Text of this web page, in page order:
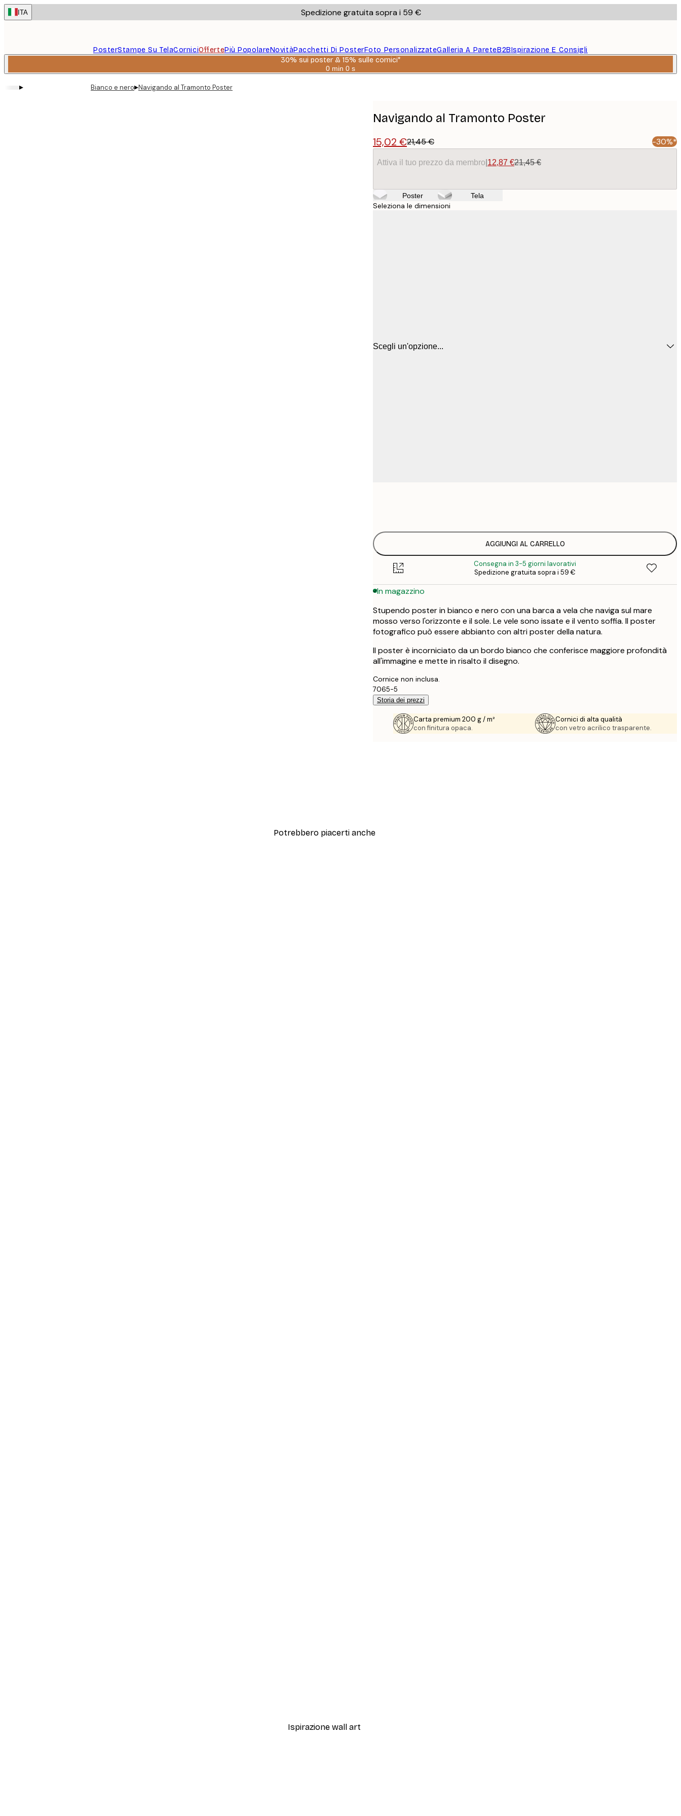
Skip
to
ITA Spedizione gratuita sopra i 59 €
PosterStampe Su TelaCorniciOffertePiù PopolareNovitàPacchetti Di PosterFoto PersonalizzateGalleria A PareteB2BIspirazione E Consigli
30% sui poster & 15% sulle cornici*
0 min 0 s
Valido
▸ Bianco e nero▸Navigando al Tramonto Poster
Navigando al Tramonto Poster
15,02 €21,45 € -30%*
Attiva il tuo prezzo da membro 12,87 €21,45 €
Poster Tela
Seleziona le dimensioni
Scegli un'opzione...
AGGIUNGI AL CARRELLO
Consegna in 3-5 giorni lavorativi
Spedizione gratuita sopra i 59 €
In magazzino
Stupendo poster in bianco e nero con una barca a vela che naviga sul mare
mosso verso l'orizzonte e il sole. Le vele sono issate e il vento soffia. Il poster
fotografico può essere abbianto con altri poster della natura.
Il poster è incorniciato da un bordo bianco che conferisce maggiore profondità
all'immagine e mette in risalto il disegno.
Cornice non inclusa.
7065-5
Storia dei prezzi
Carta premium 200 g / m²
con finitura opaca.
Cornici di alta qualità
con vetro acrilico trasparente.
Potrebbero piacerti anche
Ispirazione wall art